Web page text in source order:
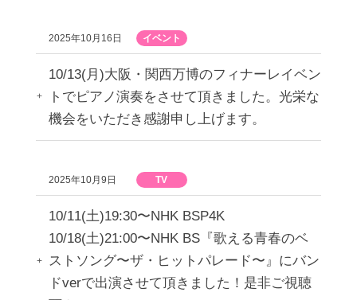
2025年10月16日 イベント
10/13(月)大阪・関西万博のフィナーレイベン
トでピアノ演奏をさせて頂きました。光栄な
機会をいただき感謝申し上げます。
2025年10月9日 TV
10/11(土)19:30〜NHK BSP4K
10/18(土)21:00〜NHK BS『歌える青春のベ
ストソング〜ザ・ヒットパレード〜』にバン
ドverで出演させて頂きました！是非ご視聴